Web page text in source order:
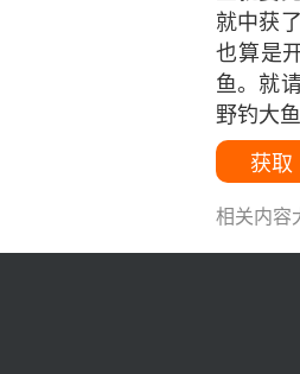
就中获
也算是
鱼。就
野钓大
获取
相关内容